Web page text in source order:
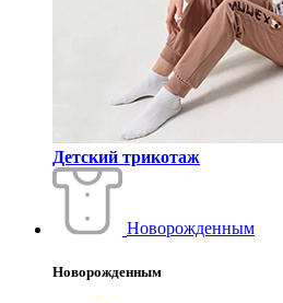
Детский трикотаж
Новорожденным
Новорожденным